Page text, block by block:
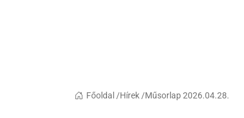
Főoldal /Hírek /Műsorlap 2026.04.28.